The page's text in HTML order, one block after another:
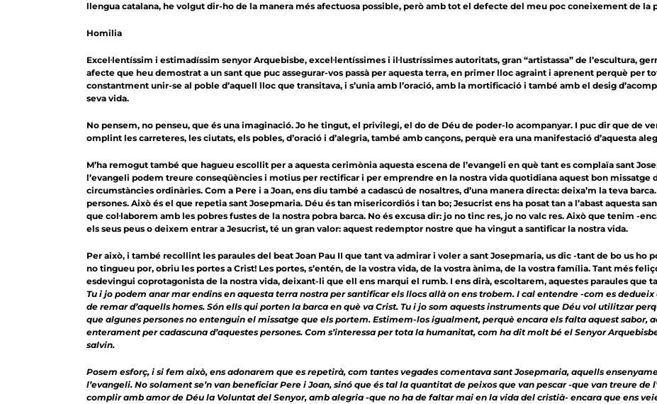
llengua catalana, he volgut dir-ho de la manera més afectuosa possible, però amb tot el defecte del meu poc coneixement de la
Homilia
Excel·lentíssim i estimadíssim senyor Arquebisbe, excel·lentíssimes i il·lustríssimes autoritats, gran “artistassa” de l’escultura,
afecte que heu demostrat a un sant que puc assegurar-vos passà per aquesta terra, en primer lloc agraint i aprenent perquè per
constantment unir-se al poble d’aquell lloc que transitava, i s’unia amb l’oració, amb la mortificació i també amb el desig
seva vida.
No pensem, no penseu, que és una imaginació. Jo he tingut, el privilegi, el do de Déu de poder-lo acompanyar. I puc dir que de
omplint les carreteres, les ciutats, els pobles, d’oració i d’alegria, també amb cançons, perquè era una manifestació d’aquesta
M’ha remogut també que hagueu escollit per a aquesta cerimònia aquesta escena de l’evangeli en què tant es complaïa sant
l’evangeli podem treure conseqüències i motius per rectificar i per emprendre en la nostra vida quotidiana aquest bon missatge
circumstàncies ordinàries. Com a Pere i a Joan, ens diu també a cadascú de nosaltres, d’una manera directa: deixa’m la teva
persones. Això és el que repetia sant Josepmaria. Déu és tan misericordiós i tan bo; Jesucrist ens ha posat tan a l’abast aquesta
que col·laborem amb les pobres fustes de la nostra pobra barca. No és excusa dir: jo no tinc res, jo no valc res. Això que tenim -
els seus peus o deixem entrar a Jesucrist, té un gran valor: aquest redemptor nostre que ha vingut a santificar la nostra vida.
Per això, i també recollint les paraules del beat Joan Pau II que tant va admirar i voler a sant Josepmaria, us dic -tant de bo us ho
no tingueu por, obriu les portes a Crist! Les portes, s’entén, de la vostra vida, de la vostra ànima, de la vostra família. Tant més
esdevingui coprotagonista de la nostra vida, deixant-li que ell ens marqui el rumb. I ens dirà, escoltarem, aquestes paraules que
Tu i jo podem anar mar endins en aquesta terra nostra per santificar els llocs allà on ens trobem. I cal entendre -com es
de remar d’aquells homes. Són ells qui porten la barca en què va Crist. Tu i jo som aquests instruments que Déu vol utilitzar
que algunes persones no entenguin el missatge que els portem. Estimem-los igualment, perquè encara els falta aquest sabor,
enterament per cadascuna d’aquestes persones. Com s’interessa per tota la humanitat, com ha dit molt bé el Senyor
salvin.
Posem esforç, i si fem això, ens adonarem que es repetirà, com tantes vegades comentava sant Josepmaria, aquells
l’evangeli. No solament se’n van beneficiar Pere i Joan, sinó que és tal la quantitat de peixos que van pescar -que van treure de
complir amb amor de Déu la Voluntat del Senyor, amb alegria -que no ha de faltar mai en la vida del cristià- encara que ens